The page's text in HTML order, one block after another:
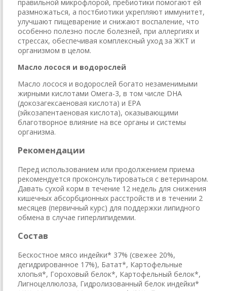
правильной микрофлорой, пребиотики помогают ей
размножаться, а постбиотики укрепляют иммунитет,
улучшают пищеварение и снижают воспаление, что
особенно полезно после болезней, при аллергиях и
стрессах, обеспечивая комплексный уход за ЖКТ и
организмом в целом.
Масло лосося и водорослей
Масло лосося и водорослей богато незаменимыми
жирными кислотами Омега-3, в том числе DHA
(докозагексаеновая кислота) и EPA
(эйкозапентаеновая кислота), оказывающими
благотворное влияние на все органы и системы
организма.
Рекомендации
Перед использованием или продолжением приема
рекомендуется проконсультироваться с ветеринаром.
Давать сухой корм в течение 12 недель для снижения
кишечных абсорбционных расстройств и в течении 2
месяцев (первичный курс) для поддержки липидного
обмена в случае гиперлипидемии.
Состав
Бескостное мясо индейки* 37% (свежее 20%,
дегидрированное 17%), Батат*, Картофельные
хлопья*, Гороховый белок*, Картофельный белок*,
Лигноцеллюлоза, Гидролизованный белок индейки*